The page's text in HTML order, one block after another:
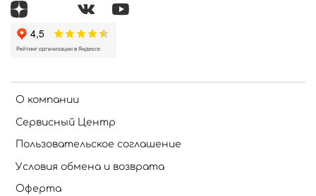
О компании
Сервисный Центр
Пользовательское соглашение
Условия обмена и возврата
Оферта